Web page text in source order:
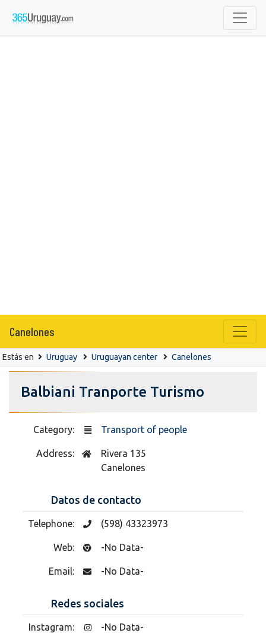
Canelones
Estás en Uruguay Uruguayan center Canelones
Balbiani Tranporte Turismo
Category: Transport of people
Address:
Rivera 135
Canelones
Datos de contacto
Telephone: (598) 43323973
Web: -No Data-
Email: -No Data-
Redes sociales
Instagram: -No Data-